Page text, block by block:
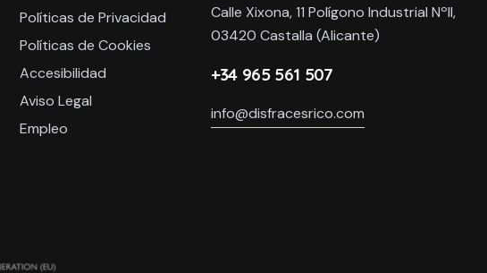
Políticas de Privacidad
Políticas de Cookies
Accesibilidad
Aviso Legal
Empleo
Calle Xixona, 11 Polígono Industrial NºII,
03420 Castalla (Alicante)
+34 965 561 507
info@disfracesrico.com